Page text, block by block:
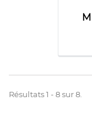
Résultats 1 - 8 sur 8.